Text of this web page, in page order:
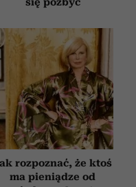
rozpoznać, że ktoś
ma pieniądze od